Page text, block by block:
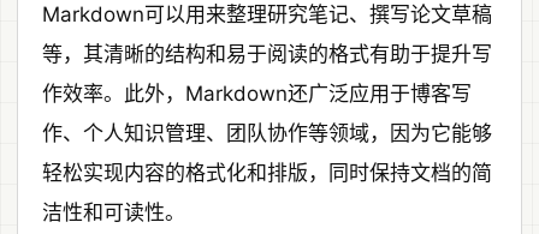
Markdown可以用来整理研究笔记、撰写论文草稿
等，其清晰的结构和易于阅读的格式有助于提升写
作效率。此外，Markdown还广泛应用于博客写
作、个人知识管理、团队协作等领域，因为它能够
轻松实现内容的格式化和排版，同时保持文档的简
洁性和可读性。